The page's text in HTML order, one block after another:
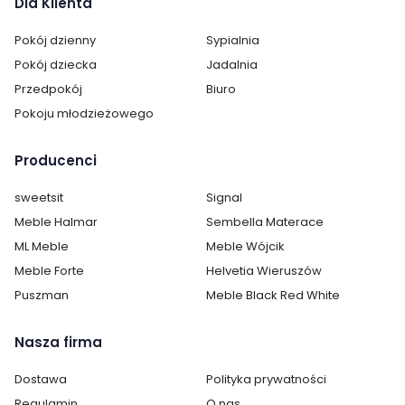
dla Ciebie!
Pokój dzienny
Sypialnia
Pokój dziecka
Jadalnia
Przedpokój
Biuro
Pokoju młodzieżowego
Producenci
sweetsit
Signal
Meble Halmar
Sembella Materace
ML Meble
Meble Wójcik
Meble Forte
Helvetia Wieruszów
Puszman
Meble Black Red White
Nasza firma
Dostawa
Polityka prywatności